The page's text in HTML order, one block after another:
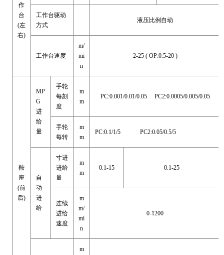
作
台
(左
右)
工作台驱动
方式
液压比例自动
工作台速度
m/
mi
n
2-25 ( OP:0.5-20 )
鞍
座
(前
后)
MP
G
进
给
量
手轮
每刻
度
m
m
PC:0.001/0.01/0.05 PC2:0.0005/0.005/0.05
手轮
每转
m
m
PC:0.1/1/5 PC2:0.05/0.5/5
自
动
进
给
寸进
进给
量
m
m
0.1-15 0.1-25
连续
进给
速度
m
m/
mi
n
0-1200
m